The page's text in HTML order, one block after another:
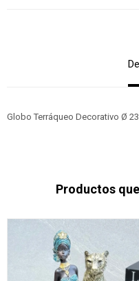
Globo Terráqueo Decorativo Ø
Productos